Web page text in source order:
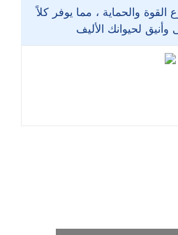
والحماية ، مما يوفر كلاً